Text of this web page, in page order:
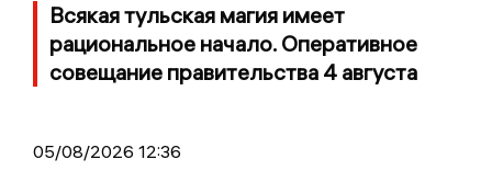
Всякая тульская магия имеет
рациональное начало. Оперативное
совещание правительства 4 августа
05/08/2026 12:36